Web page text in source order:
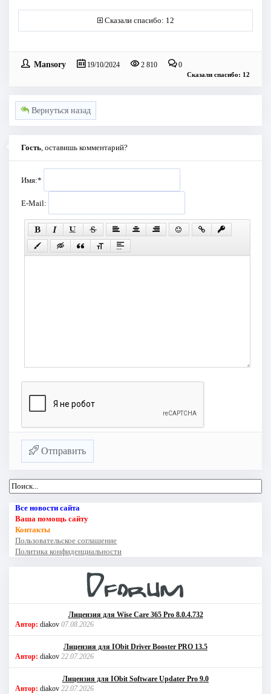
Сказали спасибо: 12
Mansory 19/10/2024 2 810 0
Сказали спасибо: 12
Вернуться назад
Гость, оставишь комментарий?
Имя:*
E-Mail:
Отправить
Все новости сайта
Ваша помощь сайту
Контакты
Пользовательское соглашение
Политика конфиденциальности
Лицензия для Wise Care 365 Pro 8.0.4.732
Автор: diakov 07.08.2026
Лицензия для IObit Driver Booster PRO 13.5
Автор: diakov 22.07.2026
Лицензия для IObit Software Updater Pro 9.0
Автор: diakov 22.07.2026